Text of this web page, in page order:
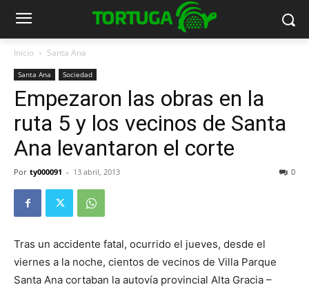
Inicio Santa Ana
Santa Ana Sociedad
Empezaron las obras en la
ruta 5 y los vecinos de Santa
Ana levantaron el corte
Por ty000091 - 13 abril, 2013 0
Tras un accidente fatal, ocurrido el jueves, desde el
viernes a la noche, cientos de vecinos de Villa Parque
Santa Ana cortaban la autovía provincial Alta Gracia –